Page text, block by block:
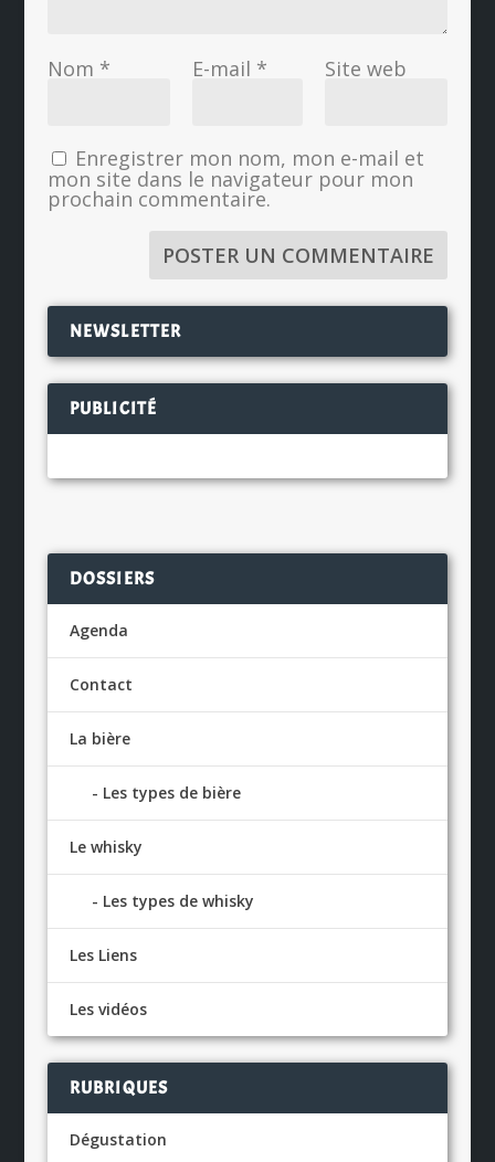
Nom * E-mail * Site web
Enregistrer mon nom, mon e-mail et
mon site dans le navigateur pour mon
prochain commentaire.
NEWSLETTER
PUBLICITÉ
DOSSIERS
Agenda
Contact
La bière
Les types de bière
Le whisky
Les types de whisky
Les Liens
Les vidéos
RUBRIQUES
Dégustation